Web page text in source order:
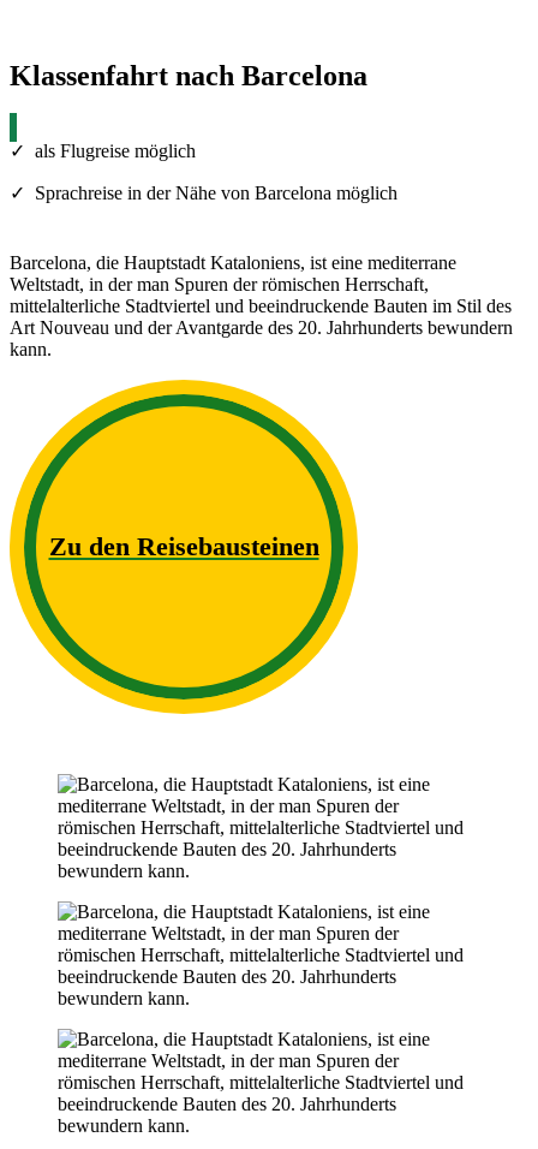
Klassenfahrt nach Barcelona
✓ als Flugreise möglich
✓ Sprachreise in der Nähe von Barcelona möglich
Barcelona, die Hauptstadt Kataloniens, ist eine mediterrane
Weltstadt, in der man Spuren der römischen Herrschaft,
mittelalterliche Stadtviertel und beeindruckende Bauten im Stil des
Art Nouveau und der Avantgarde des 20. Jahrhunderts bewundern
kann.
Zu den Reisebausteinen